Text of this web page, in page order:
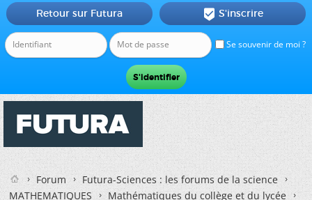
Se souvenir de moi ?
Retour sur Futura  S'inscrire
Forum
Futura-Sciences : les forums de la science
MATHEMATIQUES
Mathématiques du collège et du lycée